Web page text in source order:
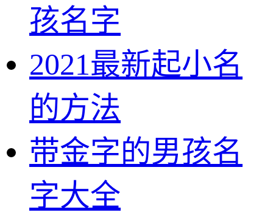
孩名字
2021最新起小名
的方法
带金字的男孩名
字大全